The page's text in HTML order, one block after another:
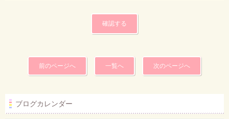
前のページへ 一覧へ 次のページへ
ブログカレンダー